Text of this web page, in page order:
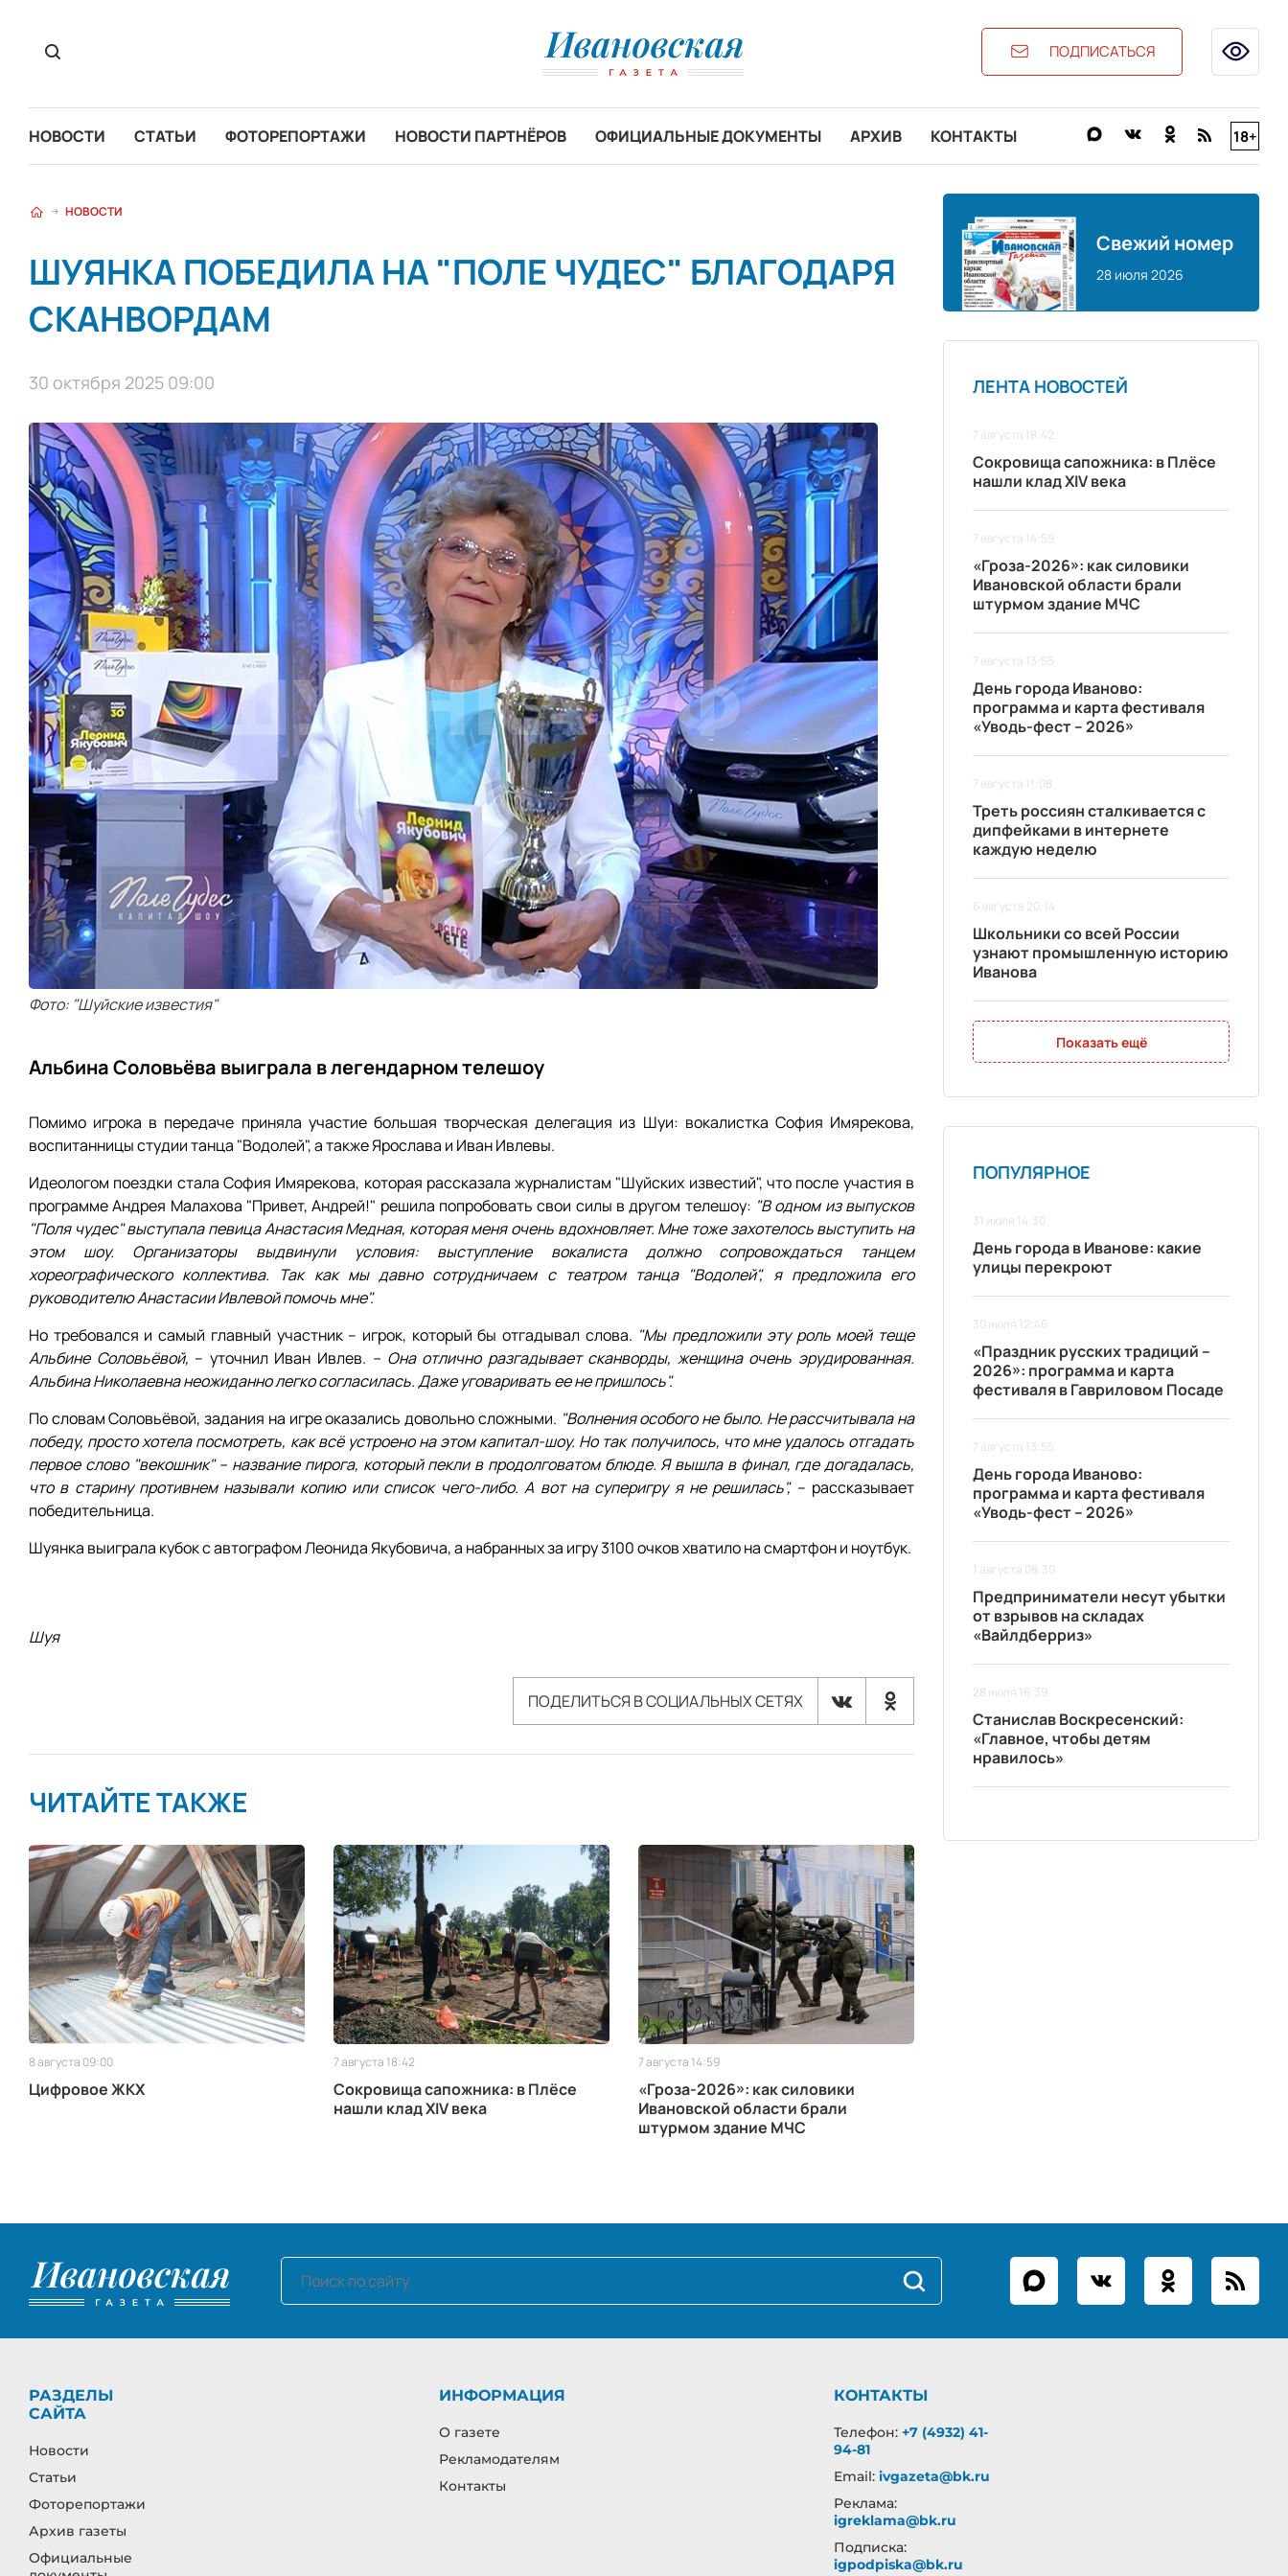
ПОДПИСАТЬСЯ
НОВОСТИ СТАТЬИ ФОТОРЕПОРТАЖИ НОВОСТИ ПАРТНЁРОВ ОФИЦИАЛЬНЫЕ ДОКУМЕНТЫ АРХИВ КОНТАКТЫ 18+
НОВОСТИ
ШУЯНКА ПОБЕДИЛА НА "ПОЛЕ ЧУДЕС" БЛАГОДАРЯ
СКАНВОРДАМ
30 октября 2025 09:00
Фото: "Шуйские известия"
Альбина Соловьёва выиграла в легендарном телешоу
Помимо игрока в передаче приняла участие большая творческая делегация из Шуи: вокалистка София Имярекова,
воспитанницы студии танца "Водолей", а также Ярослава и Иван Ивлевы.
Идеологом поездки стала София Имярекова, которая рассказала журналистам "Шуйских известий", что после участия в
программе Андрея Малахова "Привет, Андрей!" решила попробовать свои силы в другом телешоу: "В одном из выпусков
"Поля чудес" выступала певица Анастасия Медная, которая меня очень вдохновляет. Мне тоже захотелось выступить на
этом шоу. Организаторы выдвинули условия: выступление вокалиста должно сопровождаться танцем
хореографического коллектива. Так как мы давно сотрудничаем с театром танца "Водолей", я предложила его
руководителю Анастасии Ивлевой помочь мне".
Но требовался и самый главный участник – игрок, который бы отгадывал слова. "Мы предложили эту роль моей теще
Альбине Соловьёвой, – уточнил Иван Ивлев. – Она отлично разгадывает сканворды, женщина очень эрудированная.
Альбина Николаевна неожиданно легко согласилась. Даже уговаривать ее не пришлось".
По словам Соловьёвой, задания на игре оказались довольно сложными. "Волнения особого не было. Не рассчитывала на
победу, просто хотела посмотреть, как всё устроено на этом капитал-шоу. Но так получилось, что мне удалось отгадать
первое слово "векошник" – название пирога, который пекли в продолговатом блюде. Я вышла в финал, где догадалась,
что в старину противнем называли копию или список чего-либо. А вот на суперигру я не решилась",– рассказывает
победительница.
Шуянка выиграла кубок с автографом Леонида Якубовича, а набранных за игру 3100 очков хватило на смартфон и ноутбук.
Шуя
ПОДЕЛИТЬСЯ В СОЦИАЛЬНЫХ СЕТЯХ
ЧИТАЙТЕ ТАКЖЕ
8 августа 09:00
Цифровое ЖКХ
7 августа 18:42
Сокровища сапожника: в Плёсе
нашли клад XIV века
7 августа 14:59
«Гроза-2026»: как силовики
Ивановской области брали
штурмом здание МЧС
Свежий номер
28 июля 2026
ЛЕНТА НОВОСТЕЙ
7 августа 18:42
Сокровища сапожника: в Плёсе
нашли клад XIV века
7 августа 14:59
«Гроза-2026»: как силовики
Ивановской области брали
штурмом здание МЧС
7 августа 13:55
День города Иваново:
программа и карта фестиваля
«Уводь-фест – 2026»
7 августа 11:08
Треть россиян сталкивается с
дипфейками в интернете
каждую неделю
6 августа 20:14
Школьники со всей России
узнают промышленную историю
Иванова
Показать ещё
ПОПУЛЯРНОЕ
31 июля 14:30
День города в Иванове: какие
улицы перекроют
30 июля 12:46
«Праздник русских традиций –
2026»: программа и карта
фестиваля в Гавриловом Посаде
7 августа 13:55
День города Иваново:
программа и карта фестиваля
«Уводь-фест – 2026»
1 августа 08:30
Предприниматели несут убытки
от взрывов на складах
«Вайлдберриз»
28 июля 16:39
Станислав Воскресенский:
«Главное, чтобы детям
нравилось»
РАЗДЕЛЫ
САЙТА
Новости
Статьи
Фоторепортажи
Архив газеты
Официальные
ИНФОРМАЦИЯ
О газете
Рекламодателям
Контакты
КОНТАКТЫ
Телефон: +7 (4932) 41-
94-81
Email: ivgazeta@bk.ru
Реклама:
igreklama@bk.ru
Подписка:
igpodpiska@bk.ru